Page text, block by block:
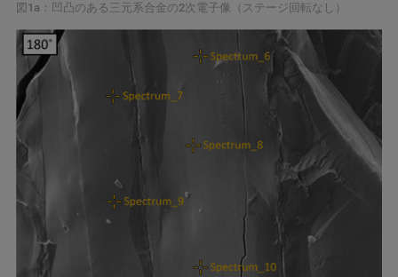
図1a：凹凸のある三元系合金の2次電子像（ステージ回転なし）